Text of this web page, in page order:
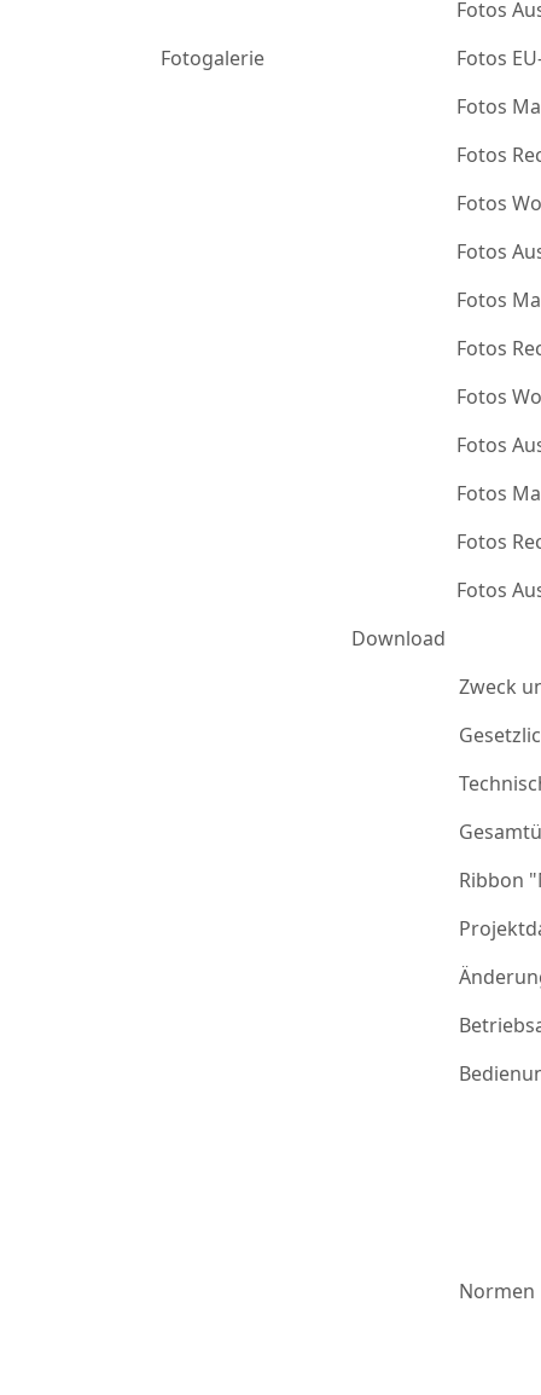
Fotogalerie
Fotos
Fotos
Fotos
Fotos
Fotos
Fotos
Fotos
Fotos
Fotos
Fotos
Fotos
Fotos
Fotos
Download
Zweck
Ribbon
Normen